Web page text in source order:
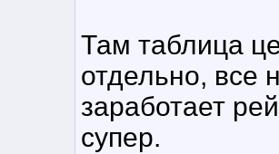
Там таблица
отдельно, все
заработает
супер.